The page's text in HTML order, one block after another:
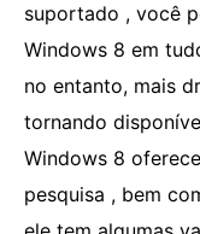
suportado , você
Windows 8 em
no entanto, mais
tornando
Windows 8
pesquisa , bem